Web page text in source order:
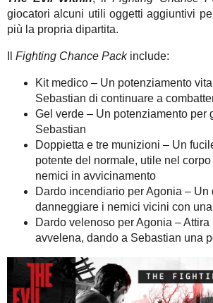
giocatori alcuni utili oggetti aggiuntivi
più la propria dipartita.
Fighting Chance Packinclude:
Kit medico – Un potenziamento
Sebastian di continuare a
Gel verde – Un potenziamento per
Sebastian
Doppietta e tre munizioni – Un
potente del normale, utile nel
nemici in avvicinamento
Dardo incendiario per Agonia – Un
danneggiare i nemici vicini con
Dardo velenoso per Agonia –
avvelena, dando a Sebastian una